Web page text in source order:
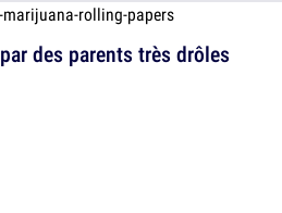
des parents très drôles